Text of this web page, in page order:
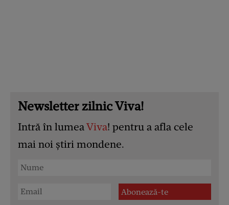
Newsletter zilnic Viva!
Intră în lumeaViva! pentru a afla cele
mai noi știri mondene.